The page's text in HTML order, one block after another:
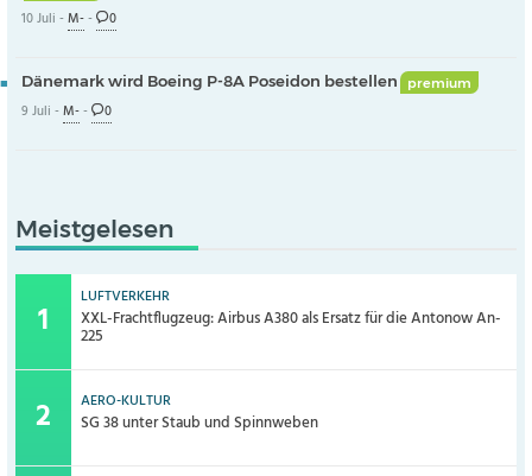
10 Juli -M-- 0
Dänemark wird Boeing P-8A Poseidon bestellen premium
9 Juli -M-- 0
Meistgelesen
LUFTVERKEHR
XXL-Frachtflugzeug: Airbus A380 als Ersatz für die Antonow An-
225
AERO-KULTUR
SG 38 unter Staub und Spinnweben